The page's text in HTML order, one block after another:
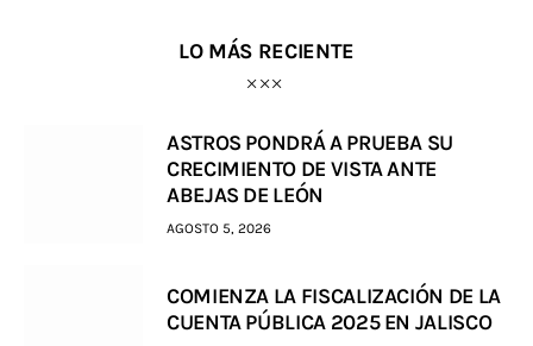
LO MÁS RECIENTE
ASTROS PONDRÁ A PRUEBA SU
CRECIMIENTO DE VISTA ANTE
ABEJAS DE LEÓN
AGOSTO 5, 2026
COMIENZA LA FISCALIZACIÓN DE LA
CUENTA PÚBLICA 2025 EN JALISCO